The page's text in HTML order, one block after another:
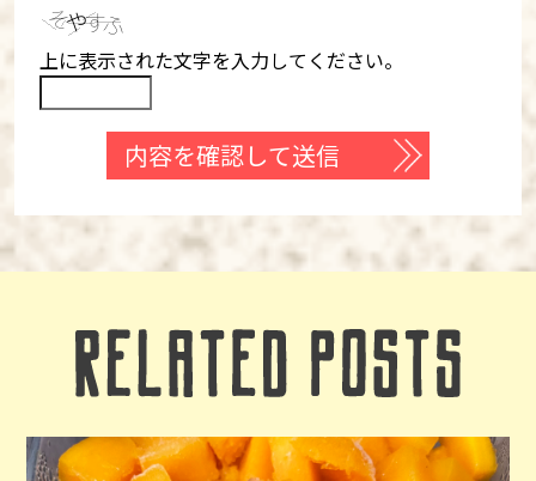
上に表示された文字を入力してください。